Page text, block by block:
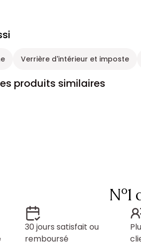
Verrière d'intérieur et imposte
produits similaires
30 jours satisfait ou
remboursé